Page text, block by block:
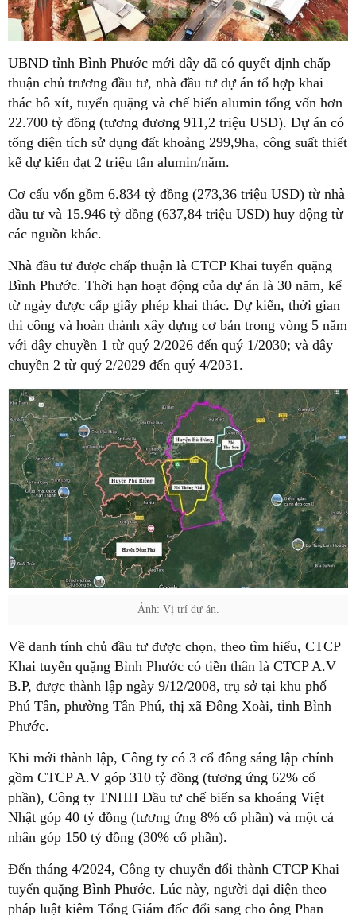
UBND tỉnh Bình Phước mới đây đã có quyết định chấp
thuận chủ trương đầu tư, nhà đầu tư dự án tổ hợp khai
thác bô xít, tuyển quặng và chế biến alumin tổng vốn hơn
22.700 tỷ đồng (tương đương 911,2 triệu USD). Dự án có
tổng diện tích sử dụng đất khoảng 299,9ha, công suất thiết
kế dự kiến đạt 2 triệu tấn alumin/năm.
Cơ cấu vốn gồm 6.834 tỷ đồng (273,36 triệu USD) từ nhà
đầu tư và 15.946 tỷ đồng (637,84 triệu USD) huy động từ
các nguồn khác.
Nhà đầu tư được chấp thuận là CTCP Khai tuyển quặng
Bình Phước. Thời hạn hoạt động của dự án là 30 năm, kể
từ ngày được cấp giấy phép khai thác. Dự kiến, thời gian
thi công và hoàn thành xây dựng cơ bản trong vòng 5 năm
với dây chuyền 1 từ quý 2/2026 đến quý 1/2030; và dây
chuyền 2 từ quý 2/2029 đến quý 4/2031.
Ảnh: Vị trí dự án.
Về danh tính chủ đầu tư được chọn, theo tìm hiểu, CTCP
Khai tuyển quặng Bình Phước có tiền thân là CTCP A.V
B.P, được thành lập ngày 9/12/2008, trụ sở tại khu phố
Phú Tân, phường Tân Phú, thị xã Đông Xoài, tỉnh Bình
Phước.
Khi mới thành lập, Công ty có 3 cổ đông sáng lập chính
gồm CTCP A.V góp 310 tỷ đồng (tương ứng 62% cổ
phần), Công ty TNHH Đầu tư chế biến sa khoáng Việt
Nhật góp 40 tỷ đồng (tương ứng 8% cổ phần) và một cá
nhân góp 150 tỷ đồng (30% cổ phần).
Đến tháng 4/2024, Công ty chuyển đổi thành CTCP Khai
tuyển quặng Bình Phước. Lúc này, người đại diện theo
pháp luật kiêm Tổng Giám đốc đổi sang cho ông Phan